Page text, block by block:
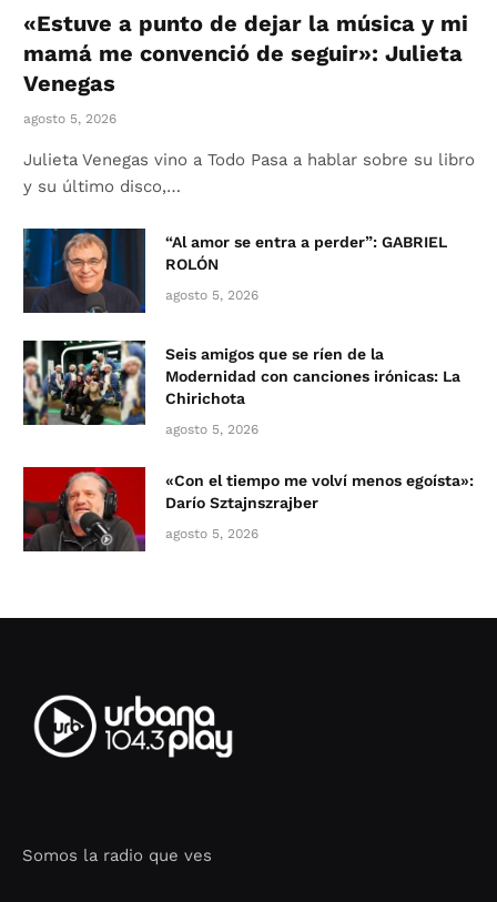
«Estuve a punto de dejar la música y mi
mamá me convenció de seguir»: Julieta
Venegas
agosto 5, 2026
Julieta Venegas vino a Todo Pasa a hablar sobre su libro
y su último disco,…
“Al amor se entra a perder”: GABRIEL
ROLÓN
agosto 5, 2026
Seis amigos que se ríen de la
Modernidad con canciones irónicas: La
Chirichota
agosto 5, 2026
«Con el tiempo me volví menos egoísta»:
Darío Sztajnszrajber
agosto 5, 2026
Somos la radio que ves